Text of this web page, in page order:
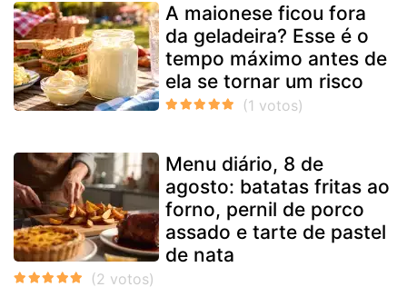
A maionese ficou fora
da geladeira? Esse é o
tempo máximo antes de
ela se tornar um risco
Menu diário, 8 de
agosto: batatas fritas ao
forno, pernil de porco
assado e tarte de pastel
de nata